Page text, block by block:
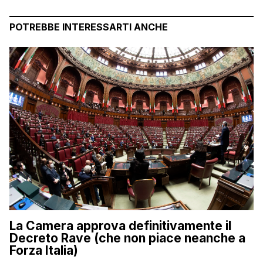
POTREBBE INTERESSARTI ANCHE
La Camera approva definitivamente il
Decreto Rave (che non piace neanche a
Forza Italia)